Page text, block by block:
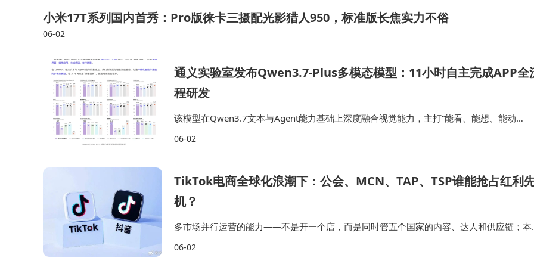
技术专家建议，选购学习设备时应结合具体使用场景。对于基础薄弱的学生，优先选择具备错题溯源功能
机型；自主学习能力较强的用户可侧重互动课程设计；备考阶段则需关注题库更新频率与模拟测试功能。硬件配
置方面，建议选择运行内存不低于6GB、存储空间128GB以上的设备，同时确认护眼技术通过国家眼科工程中
认证。
小米17T系列国内首秀：Pro版徕卡三摄配光影猎人950，标准版长焦实力不俗
06-02
通义实验室发布Qwen3.7-Plus多模态模型：11小时自主完成APP全
程研发
该模型在Qwen3.7文本与Agent能力基础上深度融合视觉能力，主打“能看、能想、能动
手”——可看懂图形界面、操作应用、生成代码并交付结果，实现GUI操作、CLI调用、代码生
06-02
TikTok电商全球化浪潮下：公会、MCN、TAP、TSP谁能抢占红利
机？
多市场并行运营的能力——不是开一个店，而是同时管五个国家的内容、达人和供应链；本
化内容的生产能力——不是翻译，是真正理解每个市场的文化和消费心理；数据驱动的决策能
06-02